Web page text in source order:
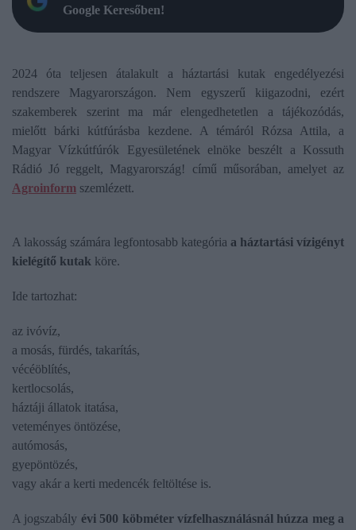
Google Keresőben!
2024 óta teljesen átalakult a háztartási kutak engedélyezési
rendszere Magyarországon. Nem egyszerű kiigazodni, ezért
szakemberek szerint ma már elengedhetetlen a tájékozódás,
mielőtt bárki kútfúrásba kezdene. A témáról Rózsa Attila, a
Magyar Vízkútfúrók Egyesületének elnöke beszélt a Kossuth
Rádió Jó reggelt, Magyarország! című műsorában, amelyet az
Agroinform szemlézett.
A lakosság számára legfontosabb kategória a háztartási vízigényt
kielégítő kutak köre.
Ide tartozhat:
az ivóvíz,
a mosás, fürdés, takarítás,
vécéöblítés,
kertlocsolás,
háztáji állatok itatása,
veteményes öntözése,
autómosás,
gyepöntözés,
vagy akár a kerti medencék feltöltése is.
A jogszabály évi 500 köbméter vízfelhasználásnál húzza meg a